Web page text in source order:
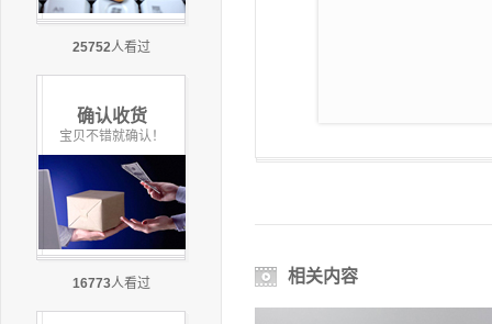
25752人看过
确认收货
宝贝不错就确认！
16773人看过 相关内容